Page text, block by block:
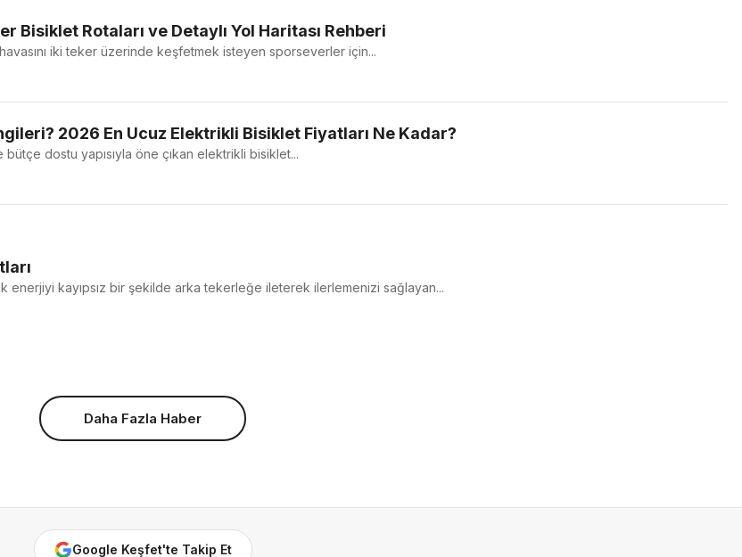
Bisiklet Rotaları ve Detaylı Yol Haritası Rehberi
iki teker üzerinde keşfetmek isteyen sporseverler için...
2026 En Ucuz Elektrikli Bisiklet Fiyatları Ne Kadar?
dostu yapısıyla öne çıkan elektrikli bisiklet...
kayıpsız bir şekilde arka tekerleğe ileterek ilerlemenizi sağlayan...
Daha Fazla Haber
Google Keşfet'te Takip Et